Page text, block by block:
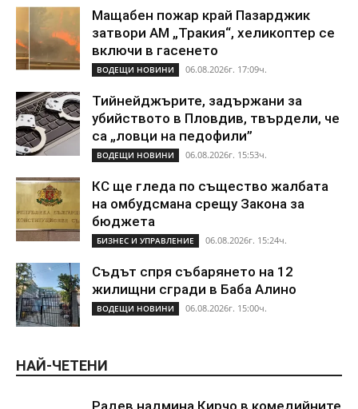
Мащабен пожар край Пазарджик
затвори АМ „Тракия“, хеликоптер се
включи в гасенето
ВОДЕЩИ НОВИНИ 06.08.2026г. 17:09ч.
Тийнейджърите, задържани за
убийството в Пловдив, твърдели, че
са „ловци на педофили”
ВОДЕЩИ НОВИНИ 06.08.2026г. 15:53ч.
КС ще гледа по същество жалбата
на омбудсмана срещу Закона за
бюджета
БИЗНЕС И УПРАВЛЕНИЕ 06.08.2026г. 15:24ч.
Съдът спря събарянето на 12
жилищни сгради в Баба Алино
ВОДЕЩИ НОВИНИ 06.08.2026г. 15:00ч.
НАЙ-ЧЕТЕНИ